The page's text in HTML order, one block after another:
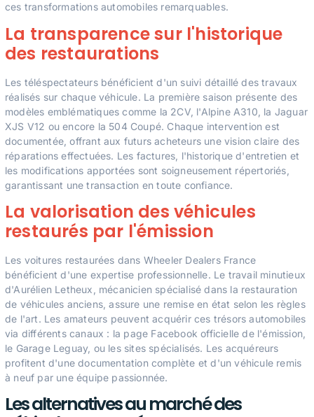
ces transformations automobiles remarquables.
La transparence sur l'historique
des restaurations
Les téléspectateurs bénéficient d'un suivi détaillé des travaux
réalisés sur chaque véhicule. La première saison présente des
modèles emblématiques comme la 2CV, l'Alpine A310, la Jaguar
XJS V12 ou encore la 504 Coupé. Chaque intervention est
documentée, offrant aux futurs acheteurs une vision claire des
réparations effectuées. Les factures, l'historique d'entretien et
les modifications apportées sont soigneusement répertoriés,
garantissant une transaction en toute confiance.
La valorisation des véhicules
restaurés par l'émission
Les voitures restaurées dans Wheeler Dealers France
bénéficient d'une expertise professionnelle. Le travail minutieux
d'Aurélien Letheux, mécanicien spécialisé dans la restauration
de véhicules anciens, assure une remise en état selon les règles
de l'art. Les amateurs peuvent acquérir ces trésors automobiles
via différents canaux : la page Facebook officielle de l'émission,
le Garage Leguay, ou les sites spécialisés. Les acquéreurs
profitent d'une documentation complète et d'un véhicule remis
à neuf par une équipe passionnée.
Les alternatives au marché des